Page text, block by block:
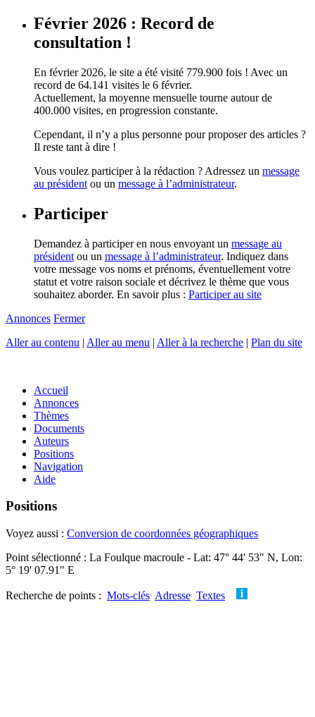
Février 2026 : Record de
consultation !
En février 2026, le site a été visité 779.900 fois ! Avec un
record de 64.141 visites le 6 février.
Actuellement, la moyenne mensuelle tourne autour de
400.000 visites, en progression constante.
Cependant, il n’y a plus personne pour proposer des articles ?
Il reste tant à dire !
Vous voulez participer à la rédaction ? Adressez un message
au président ou un message à l’administrateur.
Participer
Demandez à participer en nous envoyant un message au
président ou un message à l’administrateur. Indiquez dans
votre message vos noms et prénoms, éventuellement votre
statut et votre raison sociale et décrivez le thème que vous
souhaitez aborder. En savoir plus : Participer au site
Annonces Fermer
Aller au contenu | Aller au menu | Aller à la recherche | Plan du site
Accueil
Annonces
Thèmes
Documents
Auteurs
Positions
Navigation
Aide
Positions
Voyez aussi : Conversion de coordonnées géographiques
Point sélectionné : La Foulque macroule - Lat: 47° 44' 53" N, Lon:
5° 19' 07.91" E
Recherche de points : Mots-clés Adresse Textes